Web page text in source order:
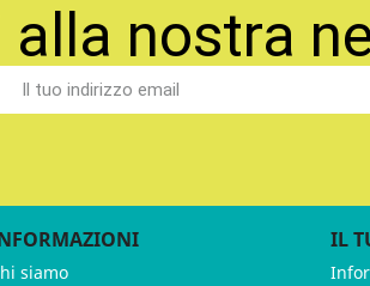
alla nostra
siamo
IL